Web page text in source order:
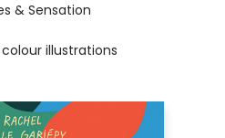
& Sensation
colour illustrations